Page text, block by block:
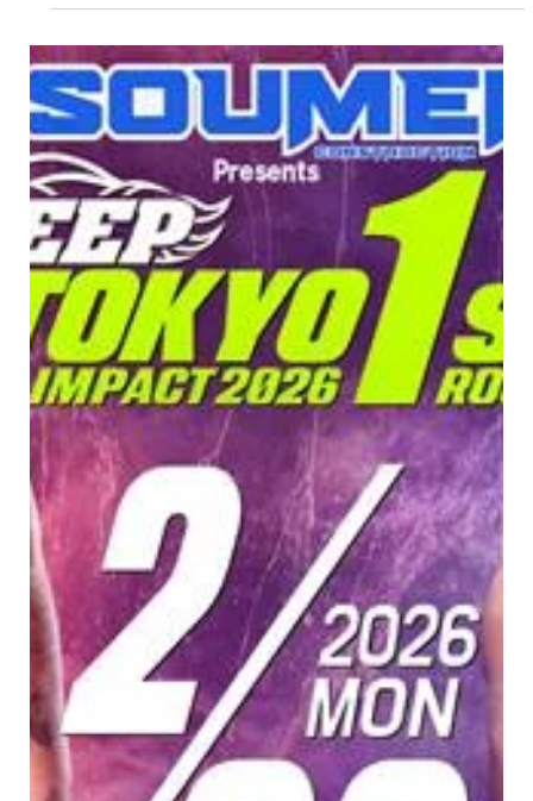
されました。 三井はこれまで、実力者の 直樹、黒井海
成 を相手に衝撃的なKO勝利を収め、現在は大学に通い
ながら総合格闘技に取り組む“現役大学生ファイター”と
しても注目を集めている新鋭。 今大会で三井が対戦す
るのは、キャリア豊富なベテラン 高橋遼伍(KRAZY
BEE)。経験値で勝る高橋に対し、勢いのある若手の三
井がどのような戦いを見せるのか、大きな注目が集ま
る。 若き新鋭がベテランの壁を突破し、さらに存在感
を高めることができるのか――その戦いぶりにご期待
ください！ ＞三井俊希のプロフィールはこちらから